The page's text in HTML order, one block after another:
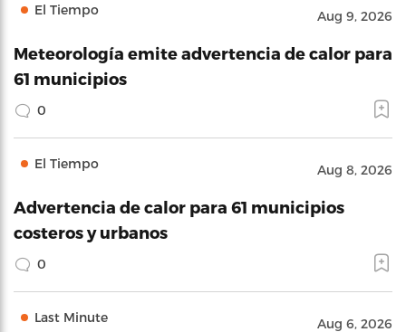
El Tiempo Aug 9, 2026
Meteorología emite advertencia de calor para
61 municipios
0
El Tiempo Aug 8, 2026
Advertencia de calor para 61 municipios
costeros y urbanos
0
Last Minute Aug 6, 2026